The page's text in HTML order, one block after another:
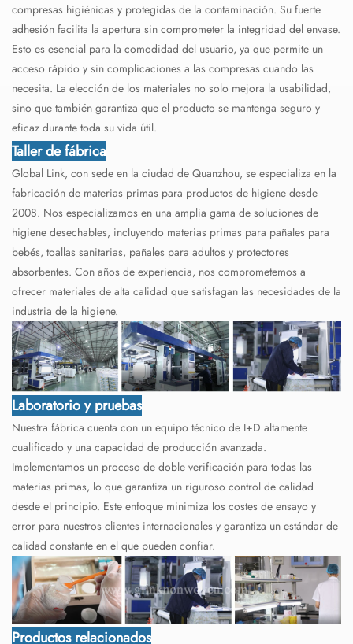
compresas higiénicas y protegidas de la contaminación. Su fuerte
adhesión facilita la apertura sin comprometer la integridad del envase.
Esto es esencial para la comodidad del usuario, ya que permite un
acceso rápido y sin complicaciones a las compresas cuando las
necesita. La elección de los materiales no solo mejora la usabilidad,
sino que también garantiza que el producto se mantenga seguro y
eficaz durante toda su vida útil.
Taller de fábrica
Global Link, con sede en la ciudad de Quanzhou, se especializa en la
fabricación de materias primas para productos de higiene desde
2008. Nos especializamos en una amplia gama de soluciones de
higiene desechables, incluyendo materias primas para pañales para
bebés, toallas sanitarias, pañales para adultos y protectores
absorbentes. Con años de experiencia, nos comprometemos a
ofrecer materiales de alta calidad que satisfagan las necesidades de la
industria de la higiene.
Laboratorio y pruebas
Nuestra fábrica cuenta con un equipo técnico de I+D altamente
cualificado y una capacidad de producción avanzada.
Implementamos un proceso de doble verificación para todas las
materias primas, lo que garantiza un riguroso control de calidad
desde el principio. Este enfoque minimiza los costes de ensayo y
error para nuestros clientes internacionales y garantiza un estándar de
calidad constante en el que pueden confiar.
Productos relacionados